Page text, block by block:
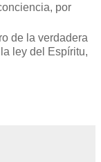
por
de la verdadera
ley del Espíritu,